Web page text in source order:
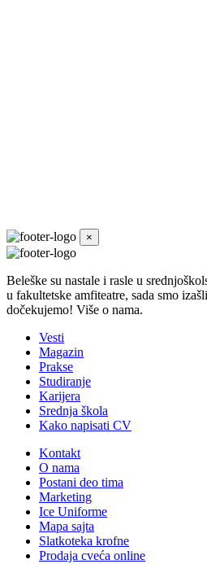
×
Beleške su nastale i rasle u
u fakultetske amfiteatre, sada smo
dočekujemo! Više o nama.
Vesti
Magazin
Prakse
Studiranje
Karijera
Srednja škola
Kako napisati CV
Kontakt
O nama
Postani deo tima
Marketing
Ice Uniforme
Mapa sajta
Slatkoteka krofne
Prodaja cveća online